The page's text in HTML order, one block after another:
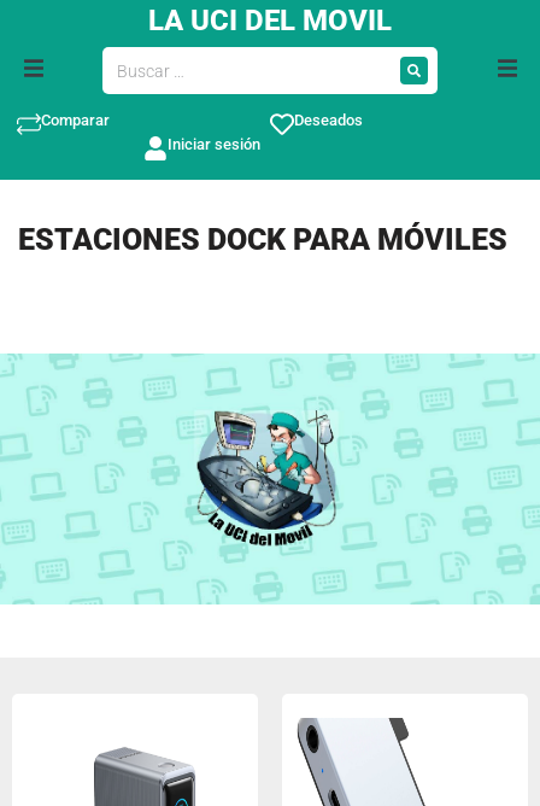
LA UCI DEL MOVIL
Comparar
Deseados
Iniciar sesión
ESTACIONES DOCK PARA MÓVILES